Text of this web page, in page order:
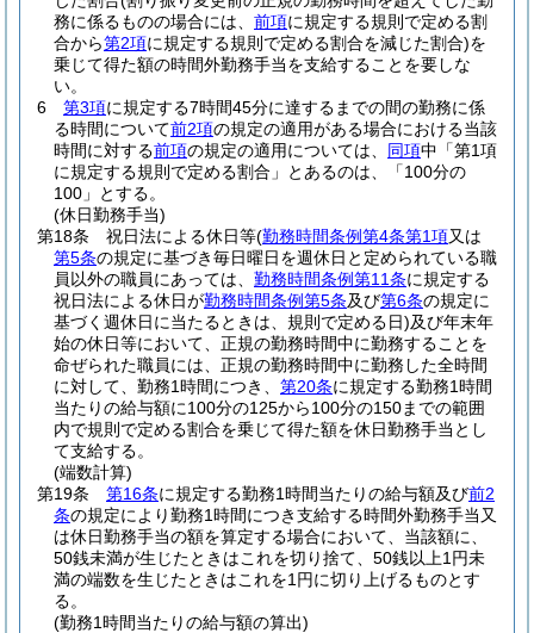
務に係るものの場合には、 前項に規定する規則で定める割
合から第2項に規定する規則で定める割合を減じた割合)を
乗じて得た額の時間外勤務手当を支給することを要しな
い。
6
第3項に規定する7時間45分に達するまでの間の勤務に係
る時間について前2項の規定の適用がある場合における当該
時間に対する前項の規定の適用については、 同項中「第1項
に規定する規則で定める割合」とあるのは、「100分の
100」とする。
(休日勤務手当)
第18条
祝日法による休日等(勤務時間条例第4条第1項又は
第5条の規定に基づき毎日曜日を週休日と定められている職
員以外の職員にあっては、 勤務時間条例第11条に規定する
祝日法による休日が勤務時間条例第5条及び第6条の規定に
基づく週休日に当たるときは、規則で定める日)及び年末年
始の休日等において、正規の勤務時間中に勤務することを
命ぜられた職員には、正規の勤務時間中に勤務した全時間
に対して、勤務1時間につき、 第20条に規定する勤務1時間
当たりの給与額に100分の125から100分の150までの範囲
内で規則で定める割合を乗じて得た額を休日勤務手当とし
て支給する。
(端数計算)
第19条
第16条に規定する勤務1時間当たりの給与額及び前2
条の規定により勤務1時間につき支給する時間外勤務手当又
は休日勤務手当の額を算定する場合において、当該額に、
50銭未満が生じたときはこれを切り捨て、50銭以上1円未
満の端数を生じたときはこれを1円に切り上げるものとす
る。
(勤務1時間当たりの給与額の算出)